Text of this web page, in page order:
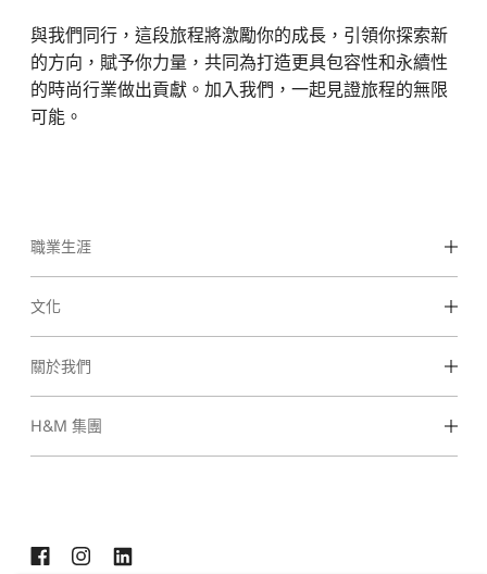
與我們同行，這段旅程將激勵你的成長，引領你探索新
的方向，賦予你力量，共同為打造更具包容性和永續性
的時尚行業做出貢獻。加入我們，一起見證旅程的無限
可能。
職業生涯
發現我們的工作領域
文化
我們的文化和福利
關於我們
我們是誰
H&M 集團